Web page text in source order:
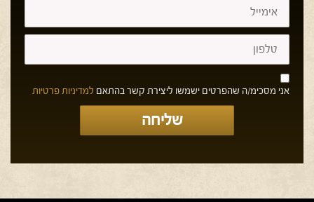
אני מסכימ/ה שהפרטים ישמשו ליצירת קשר בהתאם למדיניות פרטיות
שליחה